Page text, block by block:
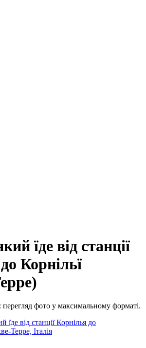
їде від станції
Корнільї
фото у максимальному форматі.